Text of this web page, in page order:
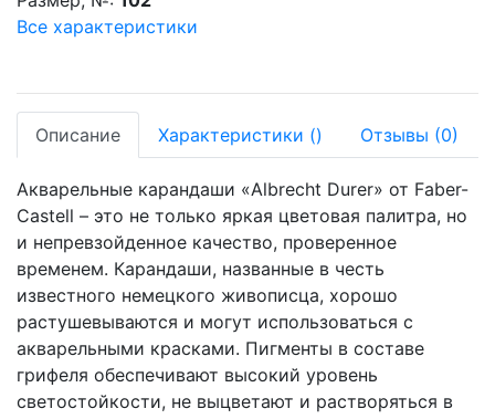
Все характеристики
Описание Характеристики () Отзывы (0)
Акварельные карандаши «Albrecht Durer» от Faber-
Castell – это не только яркая цветовая палитра, но
и непревзойденное качество, проверенное
временем. Карандаши, названные в честь
известного немецкого живописца, хорошо
растушевываются и могут использоваться с
акварельными красками. Пигменты в составе
грифеля обеспечивают высокий уровень
светостойкости, не выцветают и растворяться в